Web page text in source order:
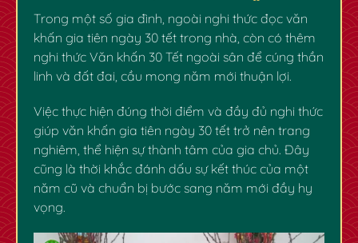
Trong một số gia đình, ngoài nghi thức đọc văn
khấn gia tiên ngày 30 tết trong nhà , còn có thêm
nghi thức Văn khấn 30 Tết ngoài sân để cúng thần
linh và đất đai, cầu mong năm mới thuận lợi.
Việc thực hiện đúng thời điểm và đầy đủ nghi thức
giúp văn khấn gia tiên ngày 30 tết trở nên trang
nghiêm, thể hiện sự thành tâm của gia chủ. Đây
cũng là thời khắc đánh dấu sự kết thúc của một
năm cũ và chuẩn bị bước sang năm mới đầy hy
vọng.